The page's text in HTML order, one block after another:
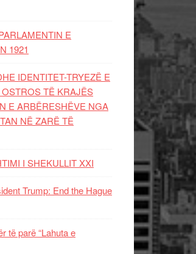
E
1921
IDENTITET-TRYEZË E
TË KRAJËS
E ARBËRESHËVE NGA
NË ZARË TË
I SHEKULLIT XXI
Trump: End the Hague
të parë “Lahuta e